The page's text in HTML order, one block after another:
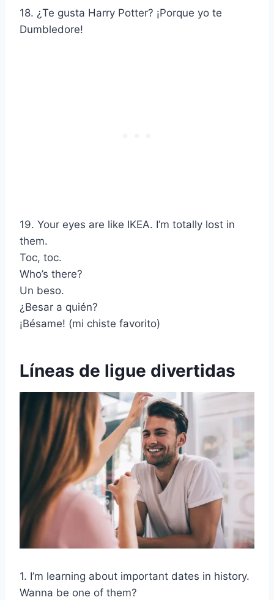
18. ¿Te gusta Harry Potter? ¡Porque yo te
Dumbledore!
19. Your eyes are like IKEA. I’m totally lost in
them.
Toc, toc.
Who’s there?
Un beso.
¿Besar a quién?
¡Bésame! (mi chiste favorito)
Líneas de ligue divertidas
1. I’m learning about important dates in history.
Wanna be one of them?